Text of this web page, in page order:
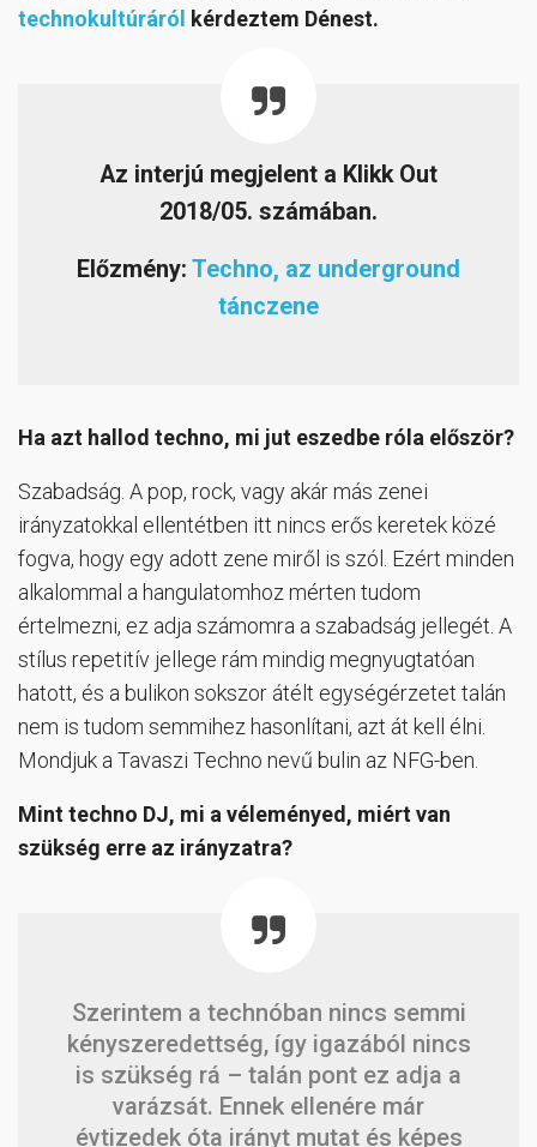
technokultúráról kérdeztem Dénest.
Az interjú megjelent a Klikk Out
2018/05. számában.
Előzmény: Techno, az underground
tánczene
Ha azt hallod techno, mi jut eszedbe róla először?
Szabadság. A pop, rock, vagy akár más zenei
irányzatokkal ellentétben itt nincs erős keretek közé
fogva, hogy egy adott zene miről is szól. Ezért minden
alkalommal a hangulatomhoz mérten tudom
értelmezni, ez adja számomra a szabadság jellegét. A
stílus repetitív jellege rám mindig megnyugtatóan
hatott, és a bulikon sokszor átélt egységérzetet talán
nem is tudom semmihez hasonlítani, azt át kell élni.
Mondjuk a Tavaszi Techno nevű bulin az NFG-ben.
Mint techno DJ, mi a véleményed, miért van
szükség erre az irányzatra?
Szerintem a technóban nincs semmi
kényszeredettség, így igazából nincs
is szükség rá – talán pont ez adja a
varázsát. Ennek ellenére már
évtizedek óta irányt mutat és képes